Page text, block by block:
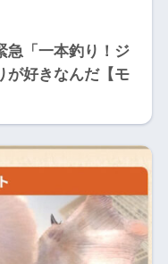
急「一本釣り！ジ
が好きなんだ【モ